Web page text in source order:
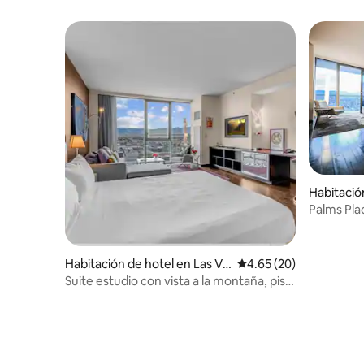
Habitación de hotel en Las Ve
gas
Calificación promedio:
4.65 (20)
Suite estudio con vista a la montaña, piso
gas
Palms